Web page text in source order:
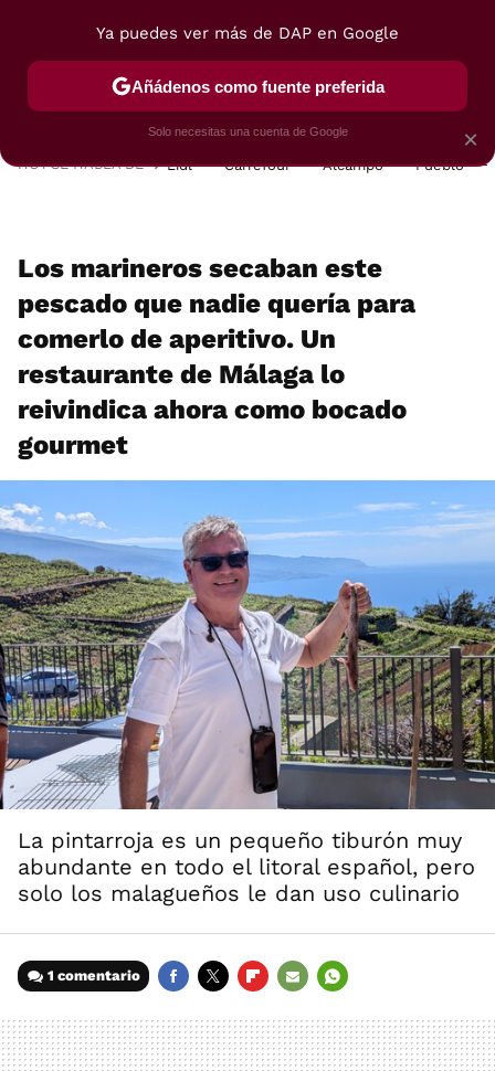
POSTRES VIAJES SELECCIÓN VEGUI
HOY SE HABLA DE Lidl Carrefour Alcampo Pueblo
Los marineros secaban este
pescado que nadie quería para
comerlo de aperitivo. Un
restaurante de Málaga lo
reivindica ahora como bocado
gourmet
La pintarroja es un pequeño tiburón muy
abundante en todo el litoral español, pero
solo los malagueños le dan uso culinario
1 comentario
MAIL
×
Ya puedes ver más de DAP en Google
Añádenos como fuente preferida
Solo necesitas una cuenta de Google